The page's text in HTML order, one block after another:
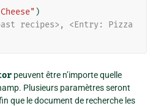
)
recipes>, <Entry: Pizza
peuvent être n’importe quelle
Plusieurs paramètres seront
que le document de recherche les